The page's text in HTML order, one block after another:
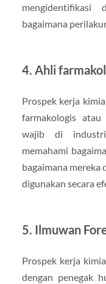
mengidentifikasi
bagaimana
4. Ahli
Prospek kerja
farmakologis
wajib di industri
memahami
bagaimana mereka
digunakan secara
5. Ilmuwan
Prospek kerja
dengan penegak